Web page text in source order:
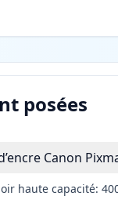
posées
Canon
haute capacité: